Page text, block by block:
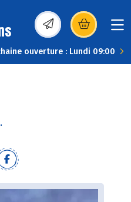
(s’ouvre dans une
ouverture : Lundi 09:00